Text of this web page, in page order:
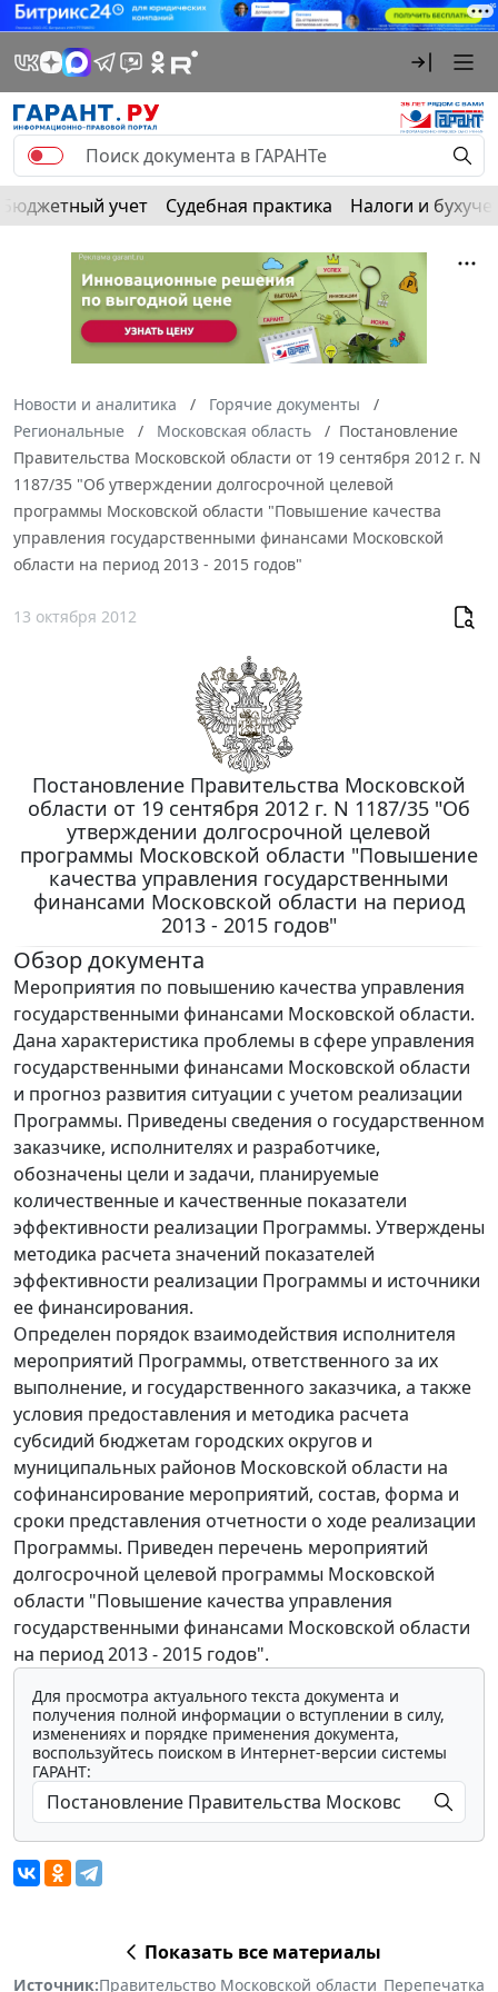
Бюджетный учет Судебная практика Налоги и
Новости и аналитика
Горячие документы
Региональные
Московская область
Постановление
Правительства Московской области от 19 сентября 2012 г. N
1187/35 "Об утверждении долгосрочной целевой
программы Московской области "Повышение качества
управления государственными финансами Московской
области на период 2013 - 2015 годов"
13 октября 2012
Постановление Правительства Московской
области от 19 сентября 2012 г. N 1187/35 "Об
утверждении долгосрочной целевой
программы Московской области "Повышение
качества управления государственными
финансами Московской области на период
2013 - 2015 годов"
Обзор документа
Мероприятия по повышению качества управления
государственными финансами Московской области.
Дана характеристика проблемы в сфере управления
государственными финансами Московской области
и прогноз развития ситуации с учетом реализации
Программы. Приведены сведения о государственном
заказчике, исполнителях и разработчике,
обозначены цели и задачи, планируемые
количественные и качественные показатели
эффективности реализации Программы. Утверждены
методика расчета значений показателей
эффективности реализации Программы и источники
ее финансирования.
Определен порядок взаимодействия исполнителя
мероприятий Программы, ответственного за их
выполнение, и государственного заказчика, а также
условия предоставления и методика расчета
субсидий бюджетам городских округов и
муниципальных районов Московской области на
софинансирование мероприятий, состав, форма и
сроки представления отчетности о ходе реализации
Программы. Приведен перечень мероприятий
долгосрочной целевой программы Московской
области "Повышение качества управления
государственными финансами Московской области
на период 2013 - 2015 годов".
Для просмотра актуального текста документа и
получения полной информации о вступлении в силу,
изменениях и порядке применения документа,
воспользуйтесь поиском в Интернет-версии системы
ГАРАНТ:
Показать все материалы
Источник:Правительство Московской области Перепечатка